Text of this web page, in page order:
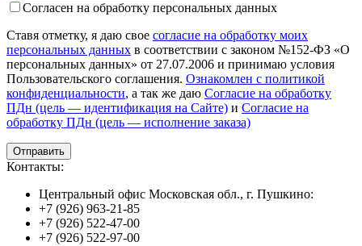
Согласен на обработку персональных данных
Ставя отметку, я даю свое согласие на обработку моих
персональных данных в соответствии с законом №152-ФЗ «О
персональных данных» от 27.07.2006 и принимаю условия
Пользовательского соглашения. Ознакомлен с политикой
конфиденциальности, а так же даю Согласие на обработку
ПДн (цель — идентификация на Сайте) и Согласие на
обработку ПДн (цель — исполнение заказа)
Контакты:
Центральный офис Московская обл., г. Пушкино:
+7 (926) 963-21-85
+7 (926) 522-47-00
+7 (926) 522-97-00